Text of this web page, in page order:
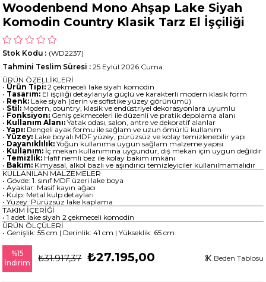
Woodenbend Mono Ahşap Lake Siyah
Komodin Country Klasik Tarz El İşçiliği
(WD2237)
Stok Kodu
Tahmini Teslim Süresi : 25 Eylül 2026 Cuma
ÜRÜN ÖZELLİKLERİ
• Ürün Tipi: 2 çekmeceli lake siyah komodin
• Tasarım: El işçiliği detaylarıyla güçlü ve karakterli modern klasik form
• Renk: Lake siyah (derin ve sofistike yüzey görünümü)
• Stil: Modern, country, klasik ve endüstriyel dekorasyonlara uyumlu
• Fonksiyon: Geniş çekmeceleri ile düzenli ve pratik depolama alanı
• Kullanım Alanı: Yatak odası, salon, antre ve dekoratif alanlar
•Yapı: Dengeli ayak formu ile sağlam ve uzun ömürlü kullanım
•Yüzey: Lake boyalı MDF yüzey, pürüzsüz ve kolay temizlenebilir yapı
• Dayanıklılık: Yoğun kullanıma uygun sağlam malzeme yapısı
• Kullanım: İç mekan kullanımına uygundur, dış mekan için uygun değildir
• Temizlik: Hafif nemli bez ile kolay bakım imkânı
• Bakım: Kimyasal, alkol bazlı ve aşındırıcı temizleyiciler kullanılmamalıdır
KULLANILAN MALZEMELER
• Gövde: 1. sınıf MDF üzeri lake boya
• Ayaklar: Masif kayın ağacı
• Kulp: Metal kulp detayları
• Yüzey: Pürüzsüz lake kaplama
TAKIM İÇERİĞİ
• 1 adet lake siyah 2 çekmeceli komodin
ÜRÜN ÖLÇÜLERİ
• Genişlik: 55 cm | Derinlik: 41 cm | Yükseklik: 65 cm
%15
İndirim
₺31.917,37 ₺27.195,00 Beden Tablosu